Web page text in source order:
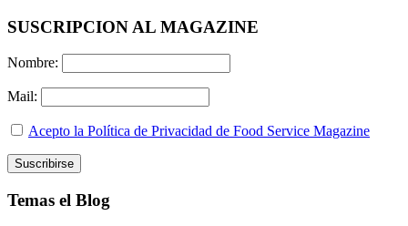
SUSCRIPCION AL MAGAZINE
Nombre:
Mail:
Acepto la Política de Privacidad de Food Service Magazine
Temas el Blog